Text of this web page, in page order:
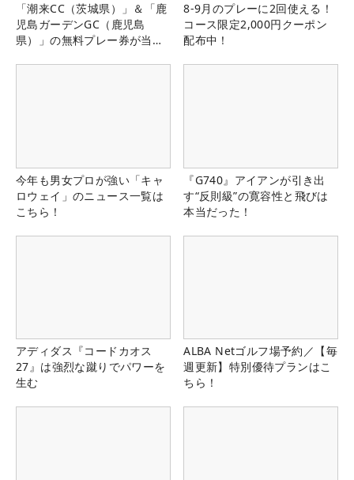
「潮来CC（茨城県）」＆「鹿
児島ガーデンGC（鹿児島
県）」の無料プレー券が当た
8-9月のプレーに2回使える！
コース限定2,000円クーポン
配布中！
今年も男女プロが強い「キャ
ロウェイ」のニュース一覧は
こちら！
『G740』アイアンが引き出
す“反則級”の寛容性と飛びは
本当だった！
アディダス『コードカオス
27』は強烈な蹴りでパワーを
生む
ALBA Netゴルフ場予約／【毎
週更新】特別優待プランはこ
ちら！